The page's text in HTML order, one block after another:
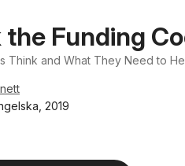
Funding
Think and What They Need to
2019